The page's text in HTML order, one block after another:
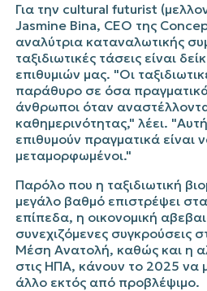
Για την cultural futurist
Jasmine Bina, CEO της
αναλύτρια καταναλωτικής
ταξιδιωτικές τάσεις είναι
επιθυμιών μας. "Οι
παράθυρο σε όσα
άνθρωποι όταν
καθημερινότητας," λέει.
επιθυμούν πραγματικά είναι
μεταμορφωμένοι."
Παρόλο που η ταξιδιωτική
μεγάλο βαθμό επιστρέψει
επίπεδα, η οικονομική
συνεχιζόμενες συγκρούσεις
Μέση Ανατολή, καθώς και η
στις ΗΠΑ, κάνουν το 2025 να
άλλο εκτός από προβλέψιμο.